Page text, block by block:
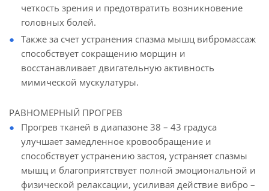
четкость зрения и предотвратить возникновение
головных болей.
Также за счет устранения спазма мышц вибромассаж
способствует сокращению морщин и
восстанавливает двигательную активность
мимической мускулатуры.
РАВНОМЕРНЫЙ ПРОГРЕВ
Прогрев тканей в диапазоне 38 – 43 градуса
улучшает замедленное кровообращение и
способствует устранению застоя, устраняет спазмы
мышц и благоприятствует полной эмоциональной и
физической релаксации, усиливая действие вибро –